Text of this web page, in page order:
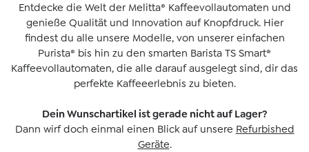
Entdecke die Welt der Melitta® Kaffeevollautomaten und
genieße Qualität und Innovation auf Knopfdruck. Hier
findest du alle unsere Modelle, von unserer einfachen
Purista® bis hin zu den smarten Barista TS Smart®
Kaffeevollautomaten, die alle darauf ausgelegt sind, dir das
perfekte Kaffeeerlebnis zu bieten.
Dein Wunschartikel ist gerade nicht auf Lager?
Dann wirf doch einmal einen Blick auf unsere Refurbished
Geräte.